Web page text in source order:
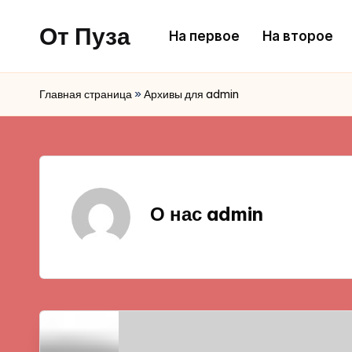
Перейти
содержимому
От Пуза
очень
вкусные
рецепты!
На первое На второе
Главная страница»Архивы для admin
О нас admin